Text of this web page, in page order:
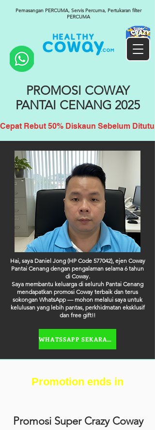
Pemasangan PERCUMA, Servis Percuma, Pertukaran filter
PERCUMA
PROMOSI COWAY
PANTAI CENANG 2025
Cepat Rebut 50% Diskaun Sebelum
Hai, saya Daniel Jong (HP Code 577042), ejen Coway
Pantai Cenang dengan pengalaman selama 6 tahun
di Coway.
Saya membantu keluarga di seluruh Pantai Cenang
mendapatkan promosi Coway terbaik dan terus
sokongan WhatsApp — mohon melalui saya untuk
kelulusan yang lebih pantas, perkhidmatan eksklusif
dan free gift!!
WHATSSAPP SEKARANG
Promotion ends in
Promosi Super Crazy Coway